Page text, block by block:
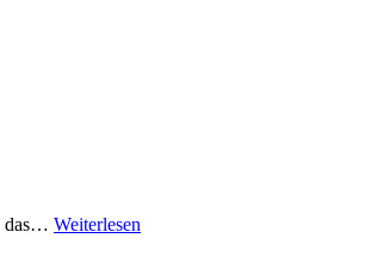
das… Weiterlesen